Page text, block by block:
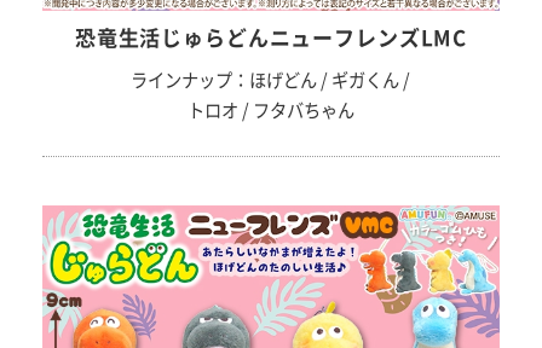
恐竜生活じゅらどんニューフレンズLMC
ラインナップ：ほげどん / ギガくん /
トロオ / フタバちゃん